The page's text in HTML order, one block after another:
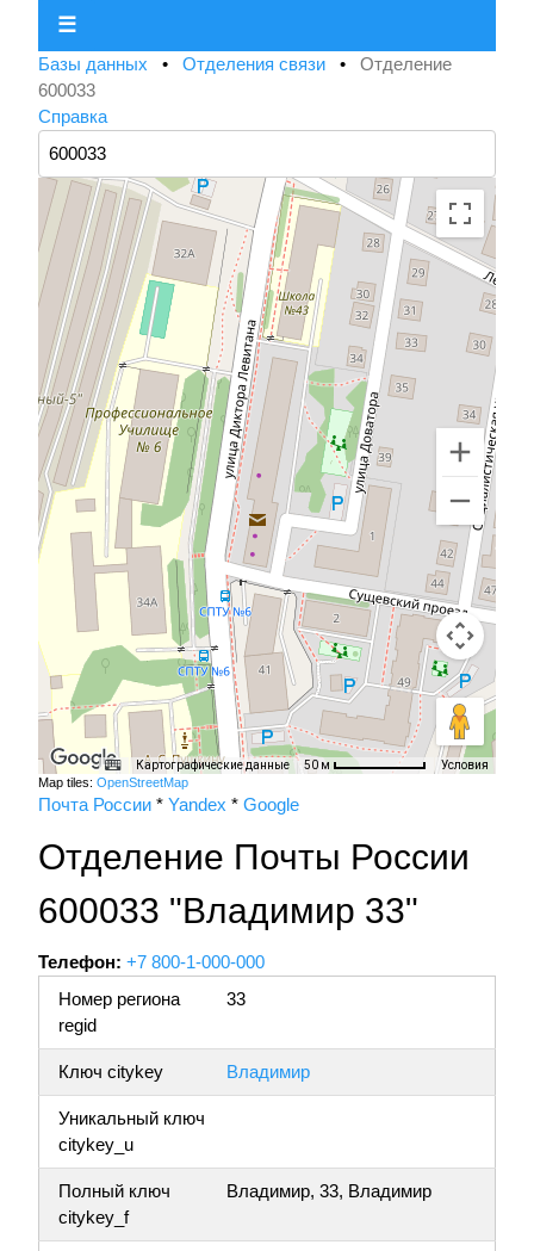
☰
Базы данных • Отделения связи • Отделение
600033
Справка
Картографические данные 50 м Условия
Map tiles: OpenStreetMap
Почта России * Yandex * Google
Отделение Почты России
600033 "Владимир 33"
Телефон: +7 800-1-000-000
Номер региона
regid
33
Ключ citykey Владимир
Уникальный ключ
citykey_u
Полный ключ
citykey_f
Владимир, 33, Владимир